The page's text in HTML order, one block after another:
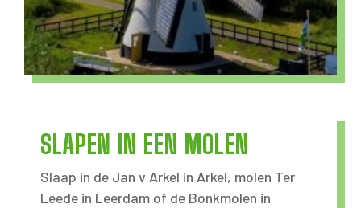
SLAPEN IN EEN MOLEN
Slaap in de Jan v Arkel in Arkel, molen Ter
Leede in Leerdam of de Bonkmolen in